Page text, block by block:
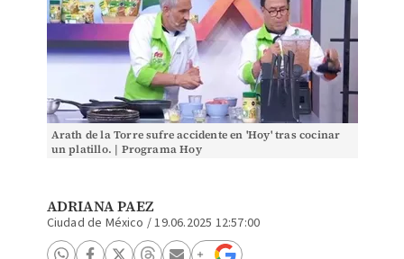
Arath de la Torre sufre accidente en 'Hoy' tras cocinar
un platillo. | Programa Hoy
ADRIANA PAEZ
Ciudad de México /19.06.2025 12:57:00